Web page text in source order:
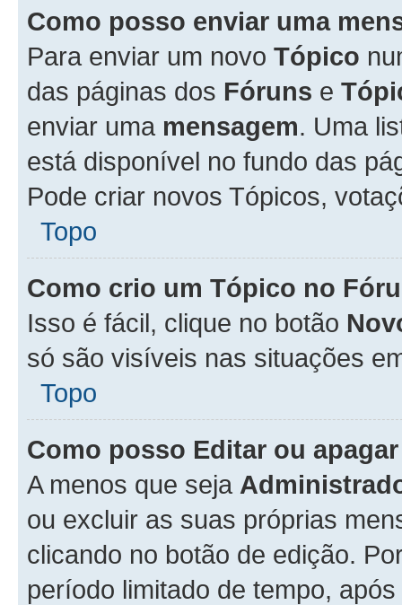
Como posso enviar uma
Para enviar um novo Tópico
das páginas dos Fóruns e
enviar uma mensagem. Uma
está disponível no fundo das
Pode criar novos Tópicos,
Topo
Como crio um Tópico no
Isso é fácil, clique no botão
só são visíveis nas situações
Topo
Como posso Editar ou
A menos que seja
ou excluir as suas próprias
clicando no botão de edição.
período limitado de tempo,